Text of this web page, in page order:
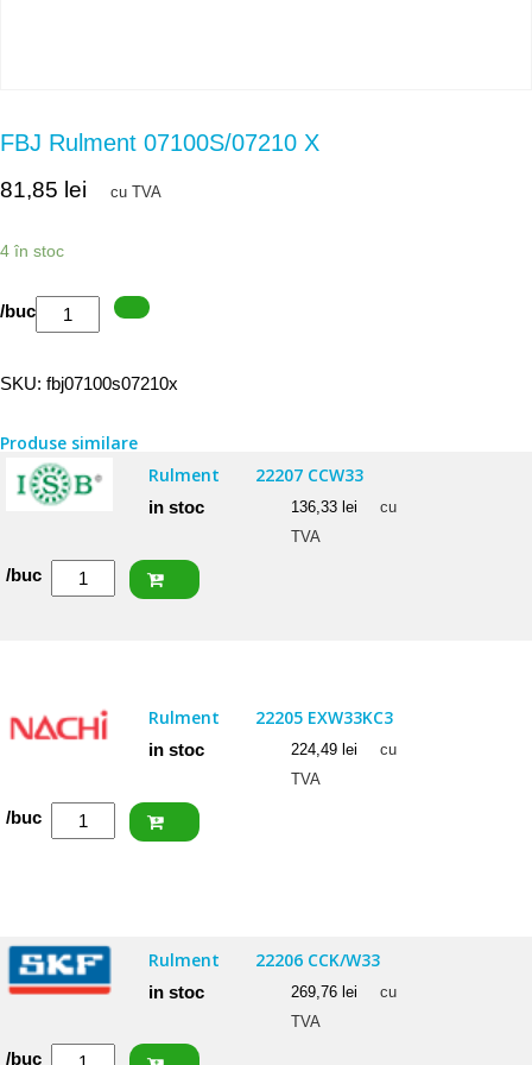
FBJ Rulment 07100S/07210 X
81,85 lei cu TVA
4 în stoc
Cantitate
07100S/07210
/buc
SKU: fbj07100s07210x
Produse similare
Rulment
22207 CCW33
in stoc 136,33 lei
cu
TVA
Cantitate
/buc
Rulment 22205 EXW33KC3
in stoc 224,49 lei
cu
TVA
Cantitate
NACHI
/buc
Rulment 22206 CCK/W33
in stoc 269,76 lei
cu
TVA
Cantitate
/buc